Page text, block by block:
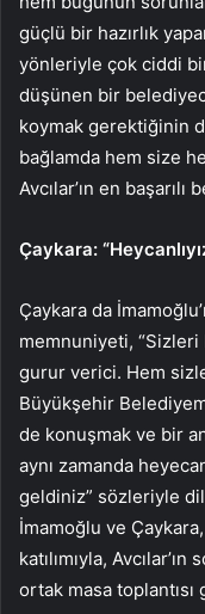
güçlü bir hazırlık
yönleriyle çok ciddi
düşünen bir
koymak gerektiğinin
bağlamda hem size
Avcılar’ın en başarılı
Çaykara:
Çaykara da
memnuniyeti, “Sizleri
gurur verici. Hem
Büyükşehir
de konuşmak ve bir
aynı zamanda
geldiniz” sözleriyle
İmamoğlu ve Çaykara,
katılımıyla,
ortak masa